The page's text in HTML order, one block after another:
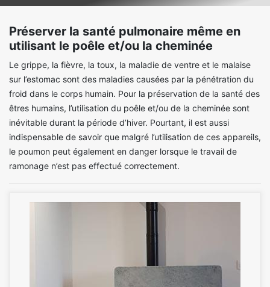
Préserver la santé pulmonaire même en
utilisant le poêle et/ou la cheminée
Le grippe, la fièvre, la toux, la maladie de ventre et le malaise
sur l’estomac sont des maladies causées par la pénétration du
froid dans le corps humain. Pour la préservation de la santé des
êtres humains, l’utilisation du poêle et/ou de la cheminée sont
inévitable durant la période d’hiver. Pourtant, il est aussi
indispensable de savoir que malgré l’utilisation de ces appareils,
le poumon peut également en danger lorsque le travail de
ramonage n’est pas effectué correctement.